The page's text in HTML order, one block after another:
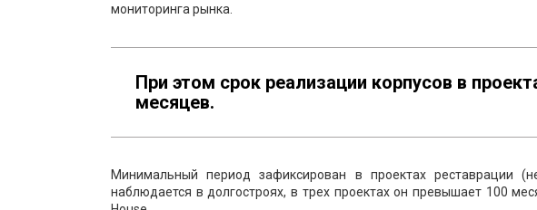
мониторинга рынка.
При этом срок реализации корпусов в
месяцев.
Минимальный период зафиксирован в проектах реставрации
наблюдается в долгостроях, в трех проектах он превышает 100